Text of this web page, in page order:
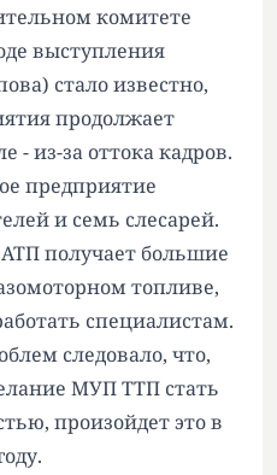
комитете
выступления
стало известно,
продолжает
- из-за оттока кадров.
предприятие
и семь слесарей.
получает большие
топливе,
специалистам.
следовало, что,
МУП ТТП стать
произойдет это в